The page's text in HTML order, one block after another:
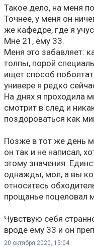
Такое дело, на меня
Точнее, у меня он
же кафедре, где я
Мне 21, ему 33.
Меня это забавляет:
толпы, порой
ищет способ
универе я редко
На днях я проходила
смотрит в след и
поздороваться как
Позже в тот же день
он так и не написал,
этому значения.
однажды, мол, а вы ко
относитесь
прощанье поцеловал
Чувствую себя
вроде ему 33 и он
20 октября 2020, 15:04